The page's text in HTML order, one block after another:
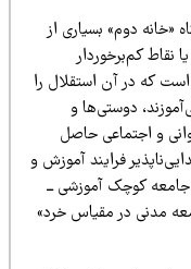
دوم» بسیاری از
کم‌برخوردار
در آن استقلال را
دوستی‌ها و
اجتماعی حاصل
فرایند آموزش و
کوچک آموزشی ــ
در مقیاس خرد»